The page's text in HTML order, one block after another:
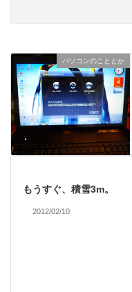
パソコンのこととか
もうすぐ、積雪3m。
2012/02/10